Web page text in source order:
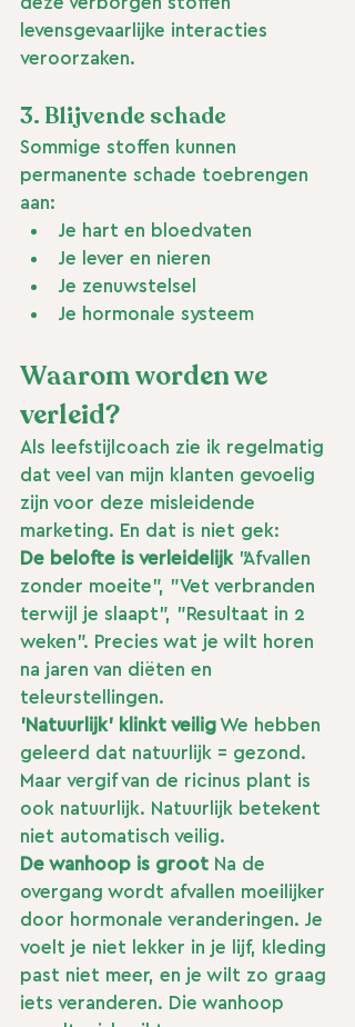
levensgevaarlijke interacties
veroorzaken.
3. Blijvende schade
Sommige stoffen kunnen
permanente schade toebrengen
aan:
Je hart en bloedvaten
Je lever en nieren
Je zenuwstelsel
Je hormonale systeem
Waarom worden we
verleid?
Als leefstijlcoach zie ik regelmatig
dat veel van mijn klanten gevoelig
zijn voor deze misleidende
marketing. En dat is niet gek:
De belofte is verleidelijk "Afvallen
zonder moeite", "Vet verbranden
terwijl je slaapt", "Resultaat in 2
weken". Precies wat je wilt horen
na jaren van diëten en
teleurstellingen.
'Natuurlijk' klinkt veilig We hebben
geleerd dat natuurlijk = gezond.
Maar vergif van de ricinus plant is
ook natuurlijk. Natuurlijk betekent
niet automatisch veilig.
De wanhoop is groot Na de
overgang wordt afvallen moeilijker
door hormonale veranderingen. Je
voelt je niet lekker in je lijf, kleding
past niet meer, en je wilt zo graag
iets veranderen. Die wanhoop